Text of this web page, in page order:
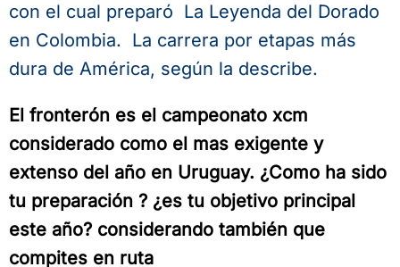
con el cual preparó La Leyenda del Dorado
en Colombia. La carrera por etapas más
dura de América, según la describe.
El fronterón es el campeonato xcm
considerado como el mas exigente y
extenso del año en Uruguay. ¿Como ha sido
tu preparación ? ¿es tu objetivo principal
este año? considerando también que
compites en ruta